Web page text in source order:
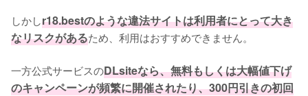
しかしr18.bestのような違法サイトは利用者にとって大き
なリスクがあるため、利用はおすすめできません。
一方公式サービスのDLsiteなら、無料もしくは大幅値下げ
のキャンペーンが頻繁に開催されたり、300円引きの初回